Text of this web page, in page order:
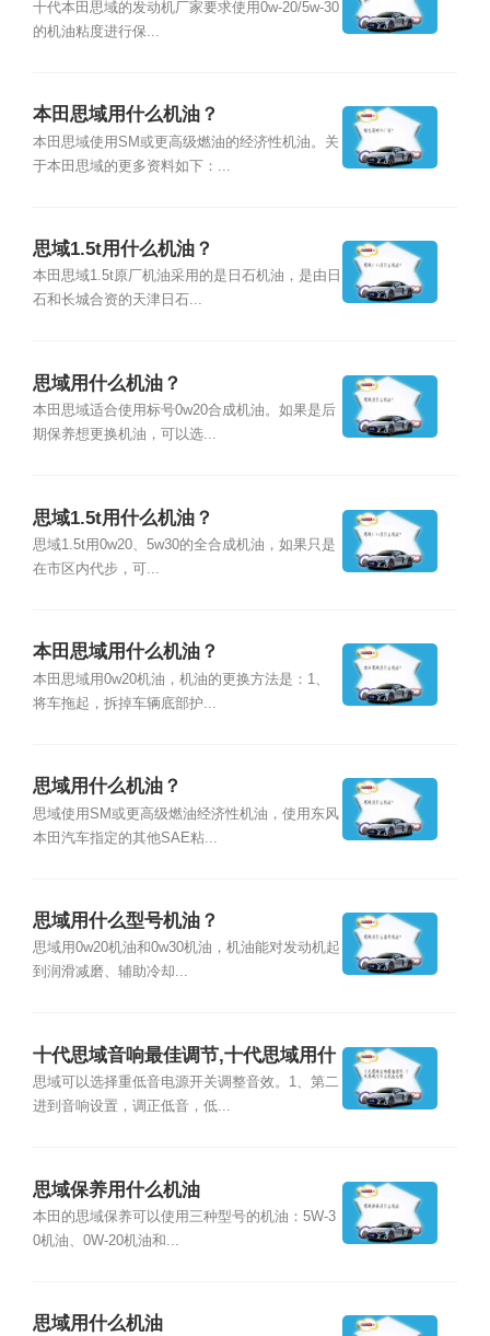
十代本田思域的发动机厂家要求使用0w-20/5w-30
的机油粘度进行保...
本田思域用什么机油？
本田思域使用SM或更高级燃油的经济性机油。关
于本田思域的更多资料如下：...
思域1.5t用什么机油？
本田思域1.5t原厂机油采用的是日石机油，是由日
石和长城合资的天津日石...
思域用什么机油？
本田思域适合使用标号0w20合成机油。如果是后
期保养想更换机油，可以选...
思域1.5t用什么机油？
思域1.5t用0w20、5w30的全合成机油，如果只是
在市区内代步，可...
本田思域用什么机油？
本田思域用0w20机油，机油的更换方法是：1、
将车拖起，拆掉车辆底部护...
思域用什么机油？
思域使用SM或更高级燃油经济性机油，使用东风
本田汽车指定的其他SAE粘...
思域用什么型号机油？
思域用0w20机油和0w30机油，机油能对发动机起
到润滑减磨、辅助冷却...
十代思域音响最佳调节,十代思域用什
么机油比较
思域可以选择重低音电源开关调整音效。1、第二
进到音响设置，调正低音，低...
思域保养用什么机油
本田的思域保养可以使用三种型号的机油：5W-3
0机油、0W-20机油和...
思域用什么机油